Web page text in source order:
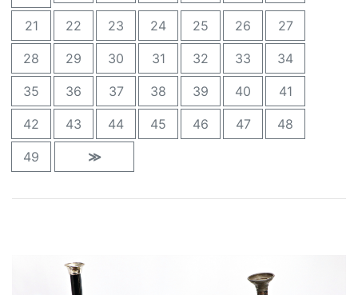
21 22 23 24 25 26 27
28 29 30 31 32 33 34
35 36 37 38 39 40 41
42 43 44 45 46 47 48
49 ≫